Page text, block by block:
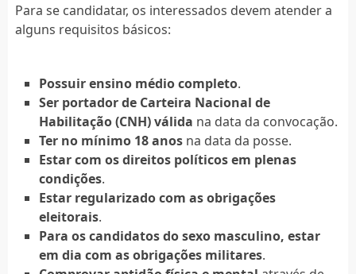
Para se candidatar, os interessados devem atender a
alguns requisitos básicos:
Possuir ensino médio completo.
Ser portador de Carteira Nacional de
Habilitação (CNH) válida na data da convocação.
Ter no mínimo 18 anosna data da posse.
Estar com os direitos políticos em plenas
condições.
Estar regularizado com as obrigações
eleitorais.
Para os candidatos do sexo masculino, estar
em dia com as obrigações militares.